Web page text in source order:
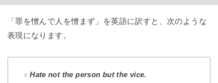
「罪を憎んで人を憎まず」を英語に訳すと、次のような
表現になります。
Hate not the person but the vice.